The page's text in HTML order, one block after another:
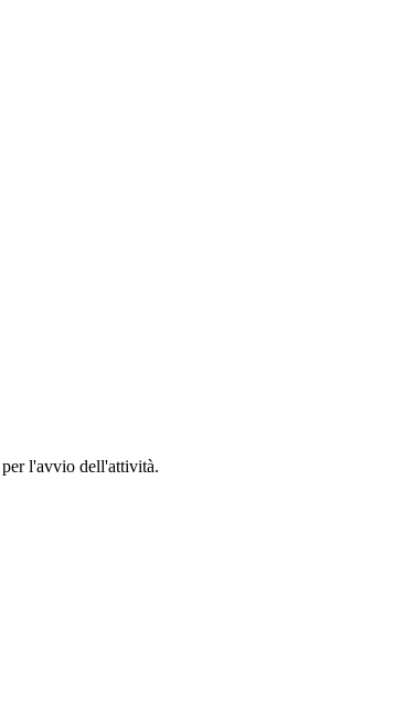
per l'avvio dell'attività.